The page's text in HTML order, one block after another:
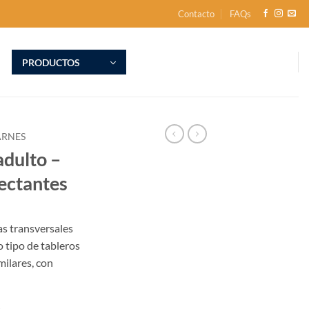
Contacto FAQs
PRODUCTOS
–
transversales
tipo de tableros
con